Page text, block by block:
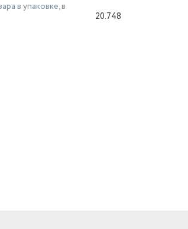
в упаковке, в
20.748